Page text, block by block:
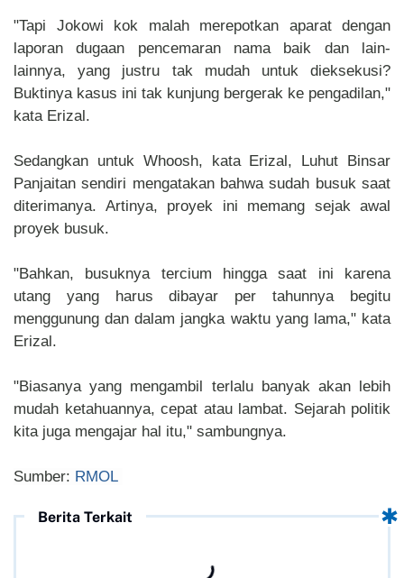
"Tapi Jokowi kok malah merepotkan aparat dengan
laporan dugaan pencemaran nama baik dan lain-
lainnya, yang justru tak mudah untuk dieksekusi?
Buktinya kasus ini tak kunjung bergerak ke pengadilan,"
kata Erizal.
Sedangkan untuk Whoosh, kata Erizal, Luhut Binsar
Panjaitan sendiri mengatakan bahwa sudah busuk saat
diterimanya. Artinya, proyek ini memang sejak awal
proyek busuk.
"Bahkan, busuknya tercium hingga saat ini karena
utang yang harus dibayar per tahunnya begitu
menggunung dan dalam jangka waktu yang lama," kata
Erizal.
"Biasanya yang mengambil terlalu banyak akan lebih
mudah ketahuannya, cepat atau lambat. Sejarah politik
kita juga mengajar hal itu," sambungnya.
Sumber: RMOL
Berita Terkait